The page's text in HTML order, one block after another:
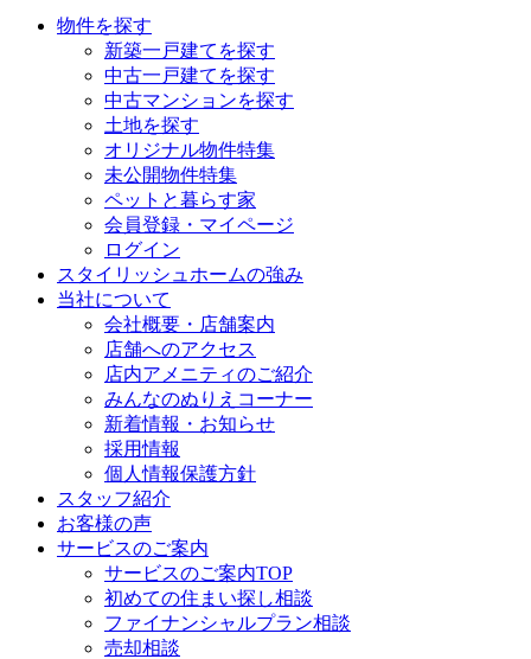
物件を探す
新築一戸建てを探す
中古一戸建てを探す
中古マンションを探す
土地を探す
オリジナル物件特集
未公開物件特集
ペットと暮らす家
会員登録・マイページ
ログイン
スタイリッシュホームの強み
当社について
会社概要・店舗案内
店舗へのアクセス
店内アメニティのご紹介
みんなのぬりえコーナー
新着情報・お知らせ
採用情報
個人情報保護方針
スタッフ紹介
お客様の声
サービスのご案内
サービスのご案内TOP
初めての住まい探し相談
ファイナンシャルプラン相談
売却相談